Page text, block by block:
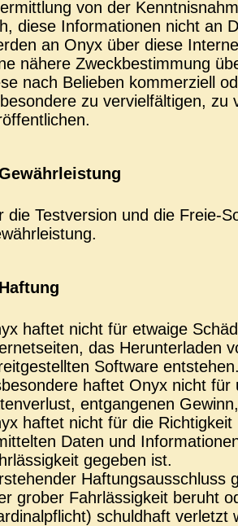
von der
diese Informationen nicht an
an Onyx über diese
nähere Zweckbestimmung
nach Belieben kommerziell
zu vervielfältigen,
die Testversion und die Freie-
haftet nicht für etwaige
das Herunterladen
Software
haftet Onyx nicht
entgangenen
haftet nicht für die
Daten und
gegeben ist.
Haftungsausschluss
grober Fahrlässigkeit beruht
schuldhaft verletzt